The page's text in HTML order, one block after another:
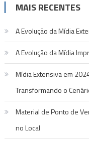
MAIS RECENTES
A Evolução da Mídia
A Evolução da Mídia
Mídia Extensiva em
Transformando o
Material de Ponto de
no Local